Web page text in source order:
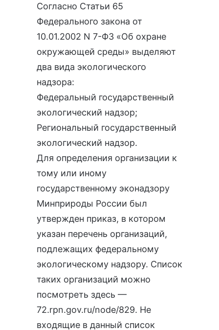
Согласно Статьи 65
Федерального закона от
10.01.2002 N 7-ФЗ «Об охране
окружающей среды» выделяют
два вида экологического
надзора:
Федеральный государственный
экологический надзор;
Региональный государственный
экологический надзор.
Для определения организации к
тому или иному
государственному эконадзору
Минприроды России был
утвержден приказ, в котором
указан перечень организаций,
подлежащих федеральному
экологическому надзору. Список
таких организаций можно
посмотреть здесь —
72.rpn.gov.ru/node/829. Не
входящие в данный список